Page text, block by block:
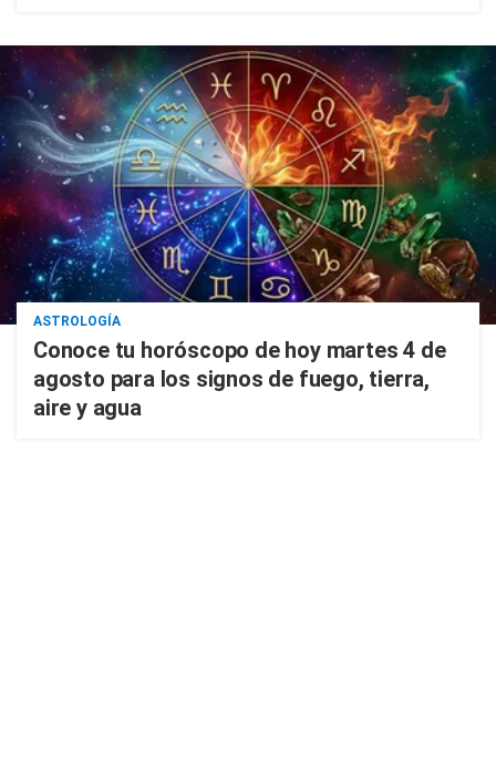
ASTROLOGÍA
Conoce tu horóscopo de hoy martes 4 de
agosto para los signos de fuego, tierra,
aire y agua